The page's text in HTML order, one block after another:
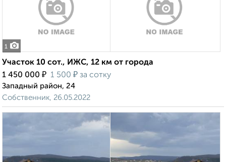
1
Участок 10 сот., ИЖС, 12 км от города
1 450 000 ₽ 1 500 ₽ за сотку
Западный район, 24
Собственник, 26.05.2022